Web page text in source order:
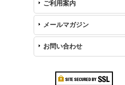
ご利用案内
メールマガジン
お問い合わせ